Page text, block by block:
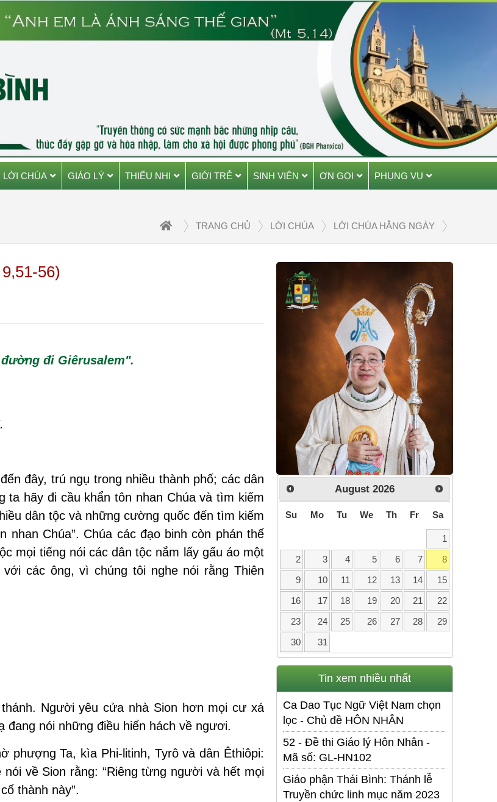
LỜI CHÚA GIÁO LÝ THIẾU NHI GIỚI TRẺ SINH VIÊN ƠN GỌI PHỤNG VỤ
TRANG CHỦ LỜI CHÚA LỜI CHÚA HẰNG NGÀY
56)
đi Giêrusalem".
đây, trú ngụ trong nhiều thành phố; các dân
hãy đi cầu khẩn tôn nhan Chúa và tìm kiếm
dân tộc và những cường quốc đến tìm kiếm
nhan Chúa”. Chúa các đạo binh còn phán thế
mọi tiếng nói các dân tộc nắm lấy gấu áo một
các ông, vì chúng tôi nghe nói rằng Thiên
Người yêu cửa nhà Sion hơn mọi cư xá
đang nói những điều hiển hách về ngươi.
phượng Ta, kìa Phi-litinh, Tyrô và dân Êthiôpi:
về Sion rằng: “Riêng từng người và hết mọi
thành này”.
August 2026
Su Mo Tu We Th Fr Sa
1
2
3 4 5 6 7
8
9
10 11 12 13 14
15
16
17 18 19 20 21
22
23
24 25 26 27 28
29
30
31
Tin xem nhiều nhất
Ca Dao Tục Ngữ Việt Nam chọn
lọc - Chủ đề HÔN NHÂN
52 - Đề thi Giáo lý Hôn Nhân -
Mã số: GL-HN102
Giáo phận Thái Bình: Thánh lễ
Truyền chức linh mục năm 2023